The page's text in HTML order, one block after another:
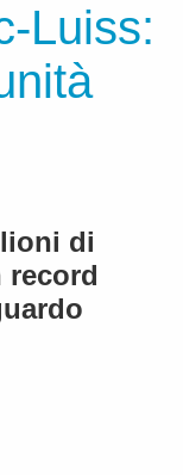
Luiss:
di
record